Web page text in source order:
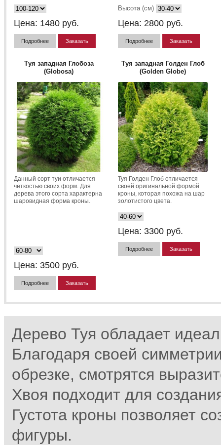
Цена: 1480 руб.
Подробнее Заказать
Высота (см)
Цена: 2800 руб.
Подробнее Заказать
Туя западная Глобоза
(Globosa)
Данный сорт туи отличается
четкостью своих форм. Для
дерева этого сорта характерна
шаровидная форма кроны.
Цена: 3500 руб.
Подробнее Заказать
Туя западная Голден Глоб
(Golden Globe)
Туя Голден Глоб отличается
своей оригинальной формой
кроны, которая похожа на шар
золотистого цвета.
Цена: 3300 руб.
Подробнее Заказать
Дерево Туя обладает
Благодаря своей
обрезке, смотрятся
Хвоя подходит для
Густота кроны позволяет
фигуры.